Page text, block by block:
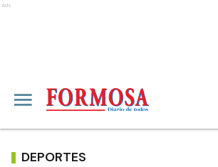
Ads
DEPORTES